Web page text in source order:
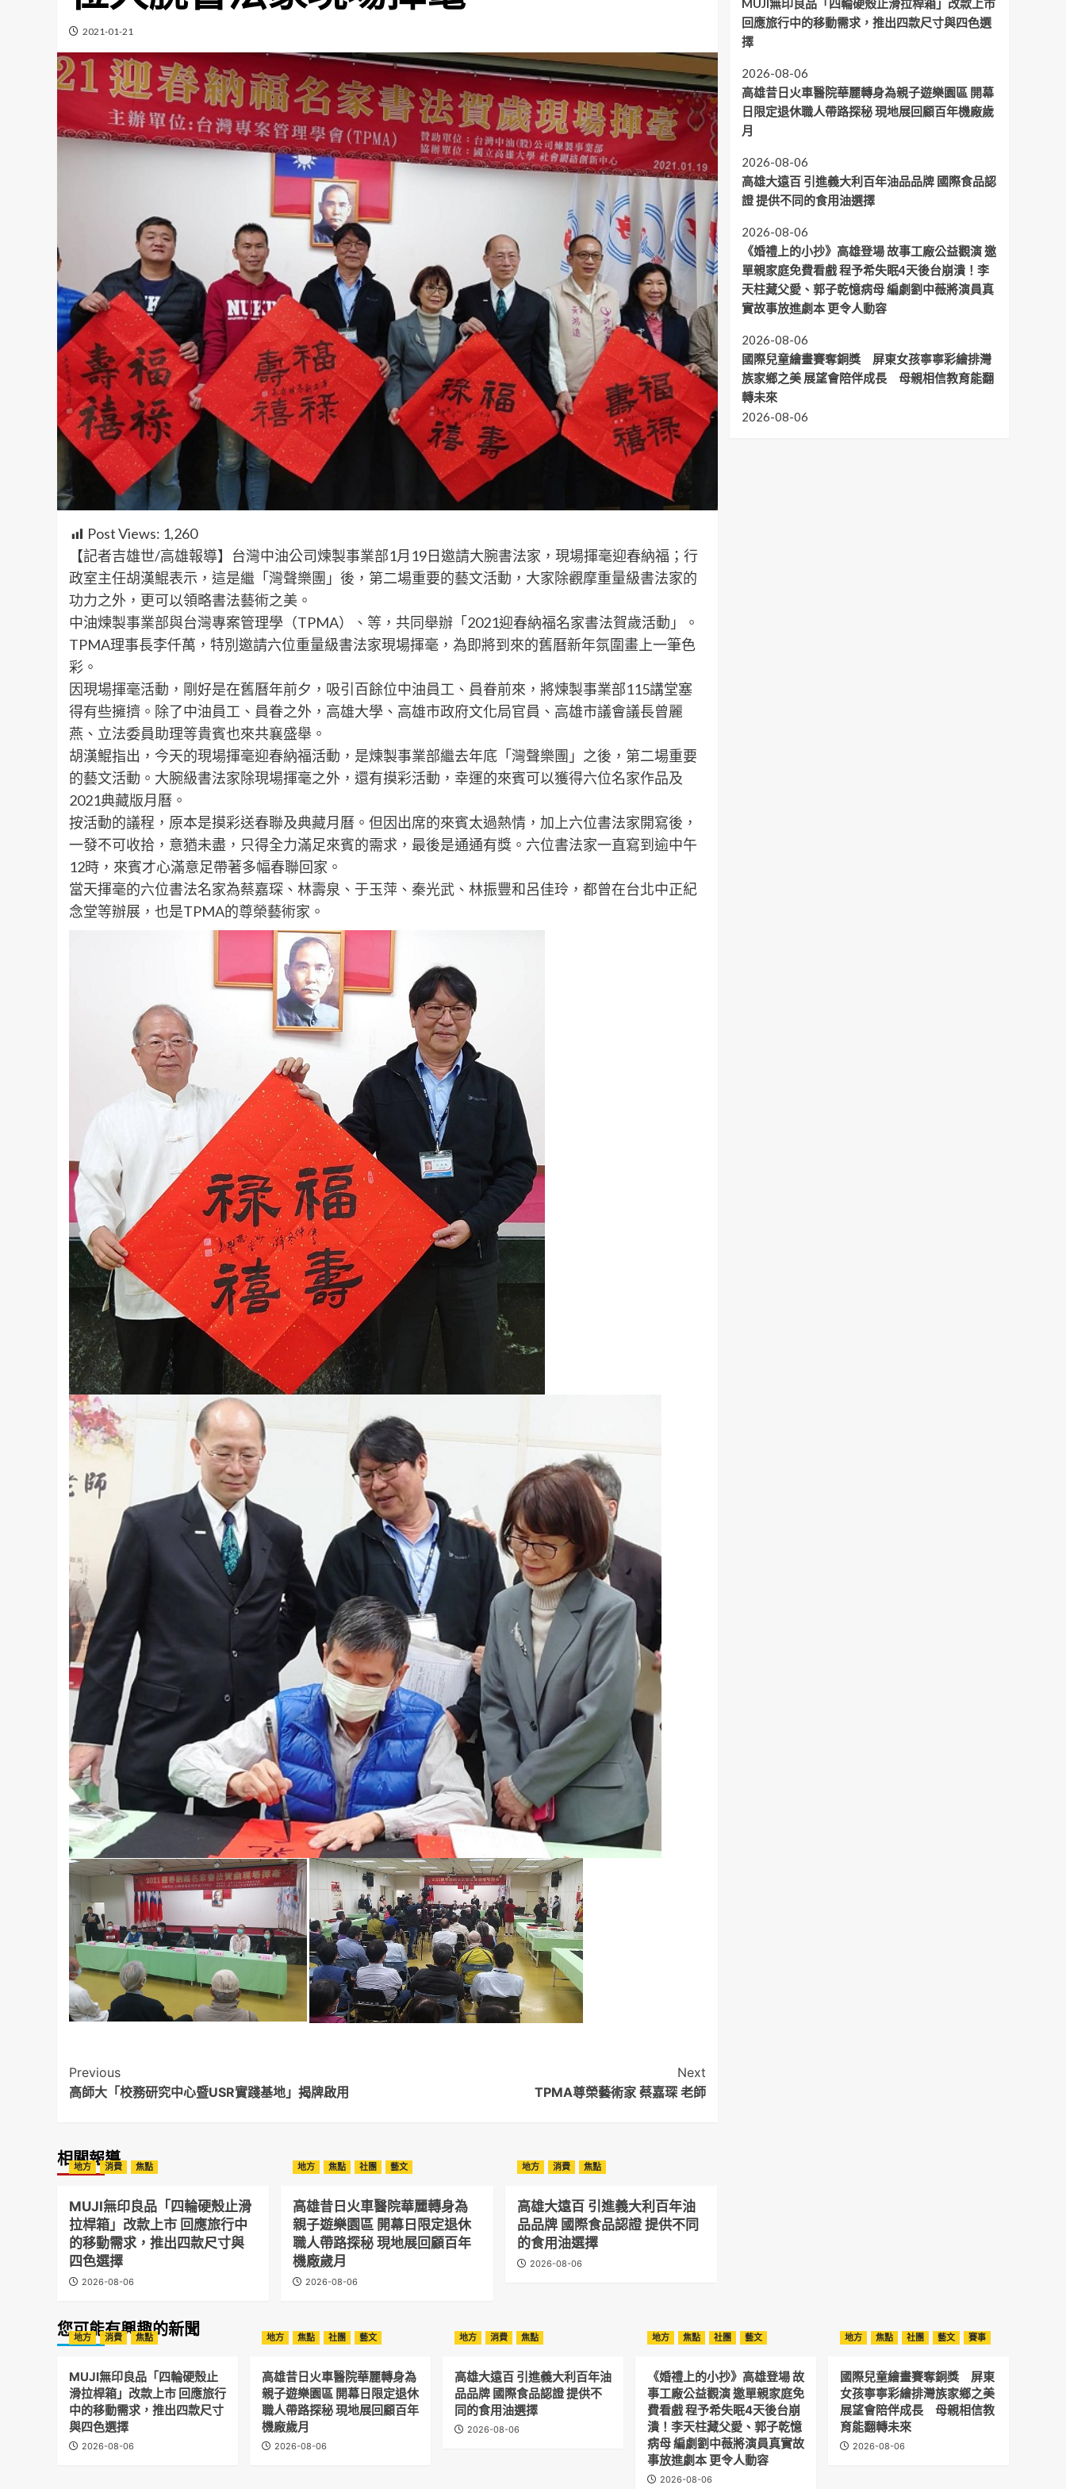
2021-01-21
Post Views: 1,260
【記者吉雄世/高雄報導】台灣中油公司煉製事業部1月19日邀請大腕書法家，現場揮毫迎春納福；行
政室主任胡漢鯤表示，這是繼「灣聲樂團」後，第二場重要的藝文活動，大家除觀摩重量級書法家的
功力之外，更可以領略書法藝術之美。
中油煉製事業部與台灣專案管理學（TPMA）、等，共同舉辦「2021迎春納福名家書法賀歲活動」。
TPMA理事長李仟萬，特別邀請六位重量級書法家現場揮毫，為即將到來的舊曆新年氛圍畫上一筆色
彩。
因現場揮毫活動，剛好是在舊曆年前夕，吸引百餘位中油員工、員眷前來，將煉製事業部115講堂塞
得有些擁擠。除了中油員工、員眷之外，高雄大學、高雄市政府文化局官員、高雄市議會議長曾麗
燕、立法委員助理等貴賓也來共襄盛舉。
胡漢鯤指出，今天的現場揮毫迎春納福活動，是煉製事業部繼去年底「灣聲樂團」之後，第二場重要
的藝文活動。大腕級書法家除現場揮毫之外，還有摸彩活動，幸運的來賓可以獲得六位名家作品及
2021典藏版月曆。
按活動的議程，原本是摸彩送春聯及典藏月曆。但因出席的來賓太過熱情，加上六位書法家開寫後，
一發不可收拾，意猶未盡，只得全力滿足來賓的需求，最後是通通有獎。六位書法家一直寫到逾中午
12時，來賓才心滿意足帶著多幅春聯回家。
當天揮毫的六位書法名家為蔡嘉琛、林壽泉、于玉萍、秦光武、林振豐和呂佳玲，都曾在台北中正紀
念堂等辦展，也是TPMA的尊榮藝術家。
Post
Navigation
Previous
高師大「校務研究中心暨USR實踐基地」揭牌啟用
Next
TPMA尊榮藝術家 蔡嘉琛 老師
相關報導
地方 消費 焦點
MUJI無印良品「四輪硬殼止滑
拉桿箱」改款上市 回應旅行中
的移動需求，推出四款尺寸與
四色選擇
2026-08-06
地方 焦點 社團 藝文
高雄昔日火車醫院華麗轉身為
親子遊樂園區 開幕日限定退休
職人帶路探秘 現地展回顧百年
機廠歲月
2026-08-06
地方 消費 焦點
高雄大遠百 引進義大利百年油
品品牌 國際食品認證 提供不同
的食用油選擇
2026-08-06
MUJI無印良品「四輪硬殼止滑拉桿箱」改款上市
回應旅行中的移動需求，推出四款尺寸與四色選
擇
2026-08-06
高雄昔日火車醫院華麗轉身為親子遊樂園區 開幕
日限定退休職人帶路探秘 現地展回顧百年機廠歲
月
2026-08-06
高雄大遠百 引進義大利百年油品品牌 國際食品認
證 提供不同的食用油選擇
2026-08-06
《婚禮上的小抄》高雄登場 故事工廠公益觀演 邀
單親家庭免費看戲 程予希失眠4天後台崩潰！李
天柱藏父愛、郭子乾憶病母 編劇劉中薇將演員真
實故事放進劇本 更令人動容
2026-08-06
國際兒童繪畫賽奪銅獎 屏東女孩寧寧彩繪排灣
族家鄉之美 展望會陪伴成長 母親相信教育能翻
轉未來
2026-08-06
您可能有興趣的新聞
地方 消費 焦點
MUJI無印良品「四輪硬殼止
滑拉桿箱」改款上市 回應旅行
中的移動需求，推出四款尺寸
與四色選擇
2026-08-06
地方 焦點 社團 藝文
高雄昔日火車醫院華麗轉身為
親子遊樂園區 開幕日限定退休
職人帶路探秘 現地展回顧百年
機廠歲月
2026-08-06
地方 消費 焦點
高雄大遠百 引進義大利百年油
品品牌 國際食品認證 提供不
同的食用油選擇
2026-08-06
地方 焦點 社團 藝文
《婚禮上的小抄》高雄登場 故
事工廠公益觀演 邀單親家庭免
費看戲 程予希失眠4天後台崩
潰！李天柱藏父愛、郭子乾憶
病母 編劇劉中薇將演員真實故
事放進劇本 更令人動容
2026-08-06
地方 焦點 社團 藝文 賽事
國際兒童繪畫賽奪銅獎 屏東
女孩寧寧彩繪排灣族家鄉之美
展望會陪伴成長 母親相信教
育能翻轉未來
2026-08-06